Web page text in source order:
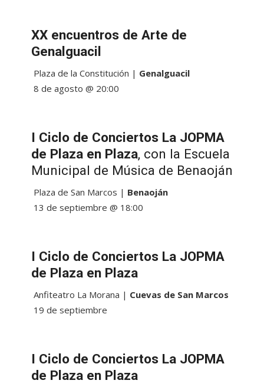
XX encuentros de Arte de
Genalguacil
Plaza de la Constitución | Genalguacil
8 de agosto @ 20:00
I Ciclo de Conciertos La JOPMA
de Plaza en Plaza, con la Escuela
Municipal de Música de Benaoján
Plaza de San Marcos | Benaoján
13 de septiembre @ 18:00
I Ciclo de Conciertos La JOPMA
de Plaza en Plaza
Anfiteatro La Morana | Cuevas de San Marcos
19 de septiembre
I Ciclo de Conciertos La JOPMA
de Plaza en Plaza